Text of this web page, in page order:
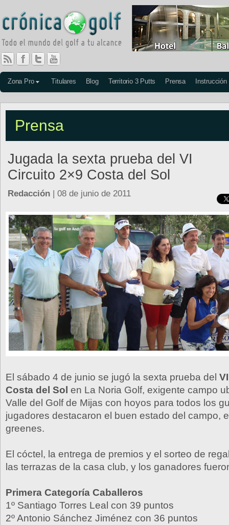
Zona Pro Titulares Blog Territorio 3 Putts Prensa Instrucción
Prensa
Jugada la sexta prueba del VI
Circuito 2×9 Costa del Sol
Redacción | 08 de junio de 2011
El sábado 4 de junio se jugó la sexta prueba del
Costa del Sol en La Noria Golf, exigente campo
Valle del Golf de Mijas con hoyos para todos los
jugadores destacaron el buen estado del campo,
greenes.
El cóctel, la entrega de premios y el sorteo de
las terrazas de la casa club, y los ganadores
Primera Categoría Caballeros
1º Santiago Torres Leal con 39 puntos
2º Antonio Sánchez Jiménez con 36 puntos